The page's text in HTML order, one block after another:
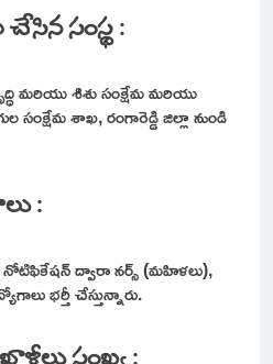
సంస్థ :
మరియు శిశు సంక్షేమ మరియు
సంక్షేమ శాఖ, రంగారెడ్డి జిల్లా నుండి
:
ద్వారా నర్స్ (మహిళలు),
భర్తీ చేస్తున్నారు.